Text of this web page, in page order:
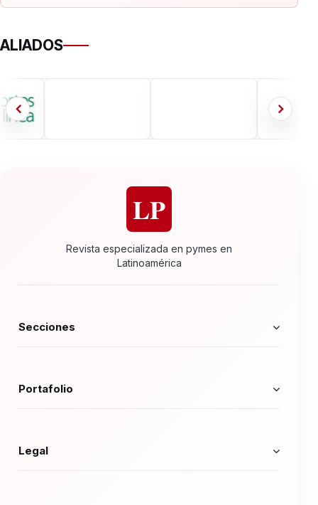
ALIADOS
LP
Revista especializada en pymes en
Latinoamérica
Secciones
Portafolio
Legal